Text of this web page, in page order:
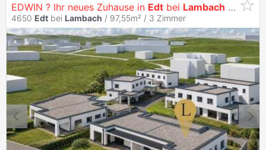
EDWIN ? Ihr neues Zuhause in Edt bei Lambach
4650 Edt bei Lambach / 97,55m² / 3 Zimmer